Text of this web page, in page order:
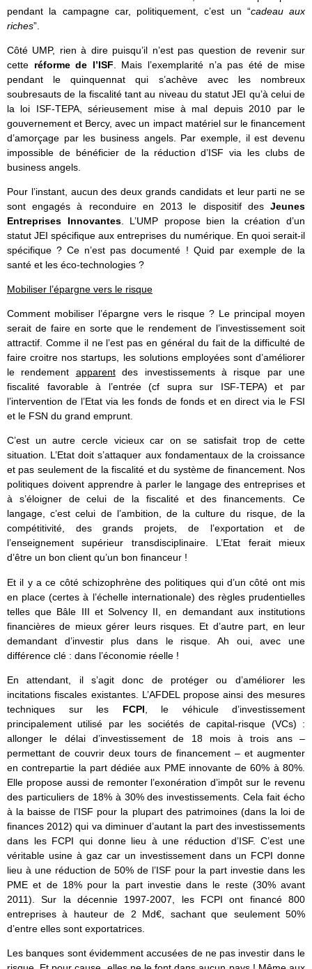
pendant la campagne car, politiquement, c’est un “cadeau aux
riches”.
Côté UMP, rien à dire puisqu’il n’est pas question de revenir sur
cette réforme de l’ISF . Mais l’exemplarité n’a pas été de mise
pendant le quinquennat qui s’achève avec les nombreux
soubresauts de la fiscalité tant au niveau du statut JEI qu’à celui de
la loi ISF-TEPA, sérieusement mise à mal depuis 2010 par le
gouvernement et Bercy, avec un impact matériel sur le financement
d’amorçage par les business angels. Par exemple, il est devenu
impossible de bénéficier de la réduction d’ISF via les clubs de
business angels.
Pour l’instant, aucun des deux grands candidats et leur parti ne se
sont engagés à reconduire en 2013 le dispositif des Jeunes
Entreprises Innovantes. L’UMP propose bien la création d’un
statut JEI spécifique aux entreprises du numérique. En quoi serait-il
spécifique ? Ce n’est pas documenté ! Quid par exemple de la
santé et les éco-technologies ?
Mobiliser l’épargne vers le risque
Comment mobiliser l’épargne vers le risque ? Le principal moyen
serait de faire en sorte que le rendement de l’investissement soit
attractif. Comme il ne l’est pas en général du fait de la difficulté de
faire croitre nos startups, les solutions employées sont d’améliorer
le rendement apparentdes investissements à risque par une
fiscalité favorable à l’entrée (cf supra sur ISF-TEPA) et par
l’intervention de l’Etat via les fonds de fonds et en direct via le FSI
et le FSN du grand emprunt.
C’est un autre cercle vicieux car on se satisfait trop de cette
situation. L’Etat doit s’attaquer aux fondamentaux de la croissance
et pas seulement de la fiscalité et du système de financement. Nos
politiques doivent apprendre à parler le langage des entreprises et
à s’éloigner de celui de la fiscalité et des financements. Ce
langage, c’est celui de l’ambition, de la culture du risque, de la
compétitivité, des grands projets, de l’exportation et de
l’enseignement supérieur transdisciplinaire. L’Etat ferait mieux
d’être un bon client qu’un bon financeur !
Et il y a ce côté schizophrène des politiques qui d’un côté ont mis
en place (certes à l’échelle internationale) des règles prudentielles
telles que Bâle III et Solvency II, en demandant aux institutions
financières de mieux gérer leurs risques. Et d’autre part, en leur
demandant d’investir plus dans le risque. Ah oui, avec une
différence clé : dans l’économie réelle !
En attendant, il s’agit donc de protéger ou d’améliorer les
incitations fiscales existantes. L’AFDEL propose ainsi des mesures
techniques sur les FCPI , le véhicule d’investissement
principalement utilisé par les sociétés de capital-risque (VCs) :
allonger le délai d’investissement de 18 mois à trois ans –
permettant de couvrir deux tours de financement – et augmenter
en contrepartie la part dédiée aux PME innovante de 60% à 80%.
Elle propose aussi de remonter l’exonération d’impôt sur le revenu
des particuliers de 18% à 30% des investissements. Cela fait écho
à la baisse de l’ISF pour la plupart des patrimoines (dans la loi de
finances 2012) qui va diminuer d’autant la part des investissements
dans les FCPI qui donne lieu à une réduction d’ISF. C’est une
véritable usine à gaz car un investissement dans un FCPI donne
lieu à une réduction de 50% de l’ISF pour la part investie dans les
PME et de 18% pour la part investie dans le reste (30% avant
2011). Sur la décennie 1997-2007, les FCPI ont financé 800
entreprises à hauteur de 2 Md€, sachant que seulement 50%
d’entre elles sont exportatrices.
Les banques sont évidemment accusées de ne pas investir dans le